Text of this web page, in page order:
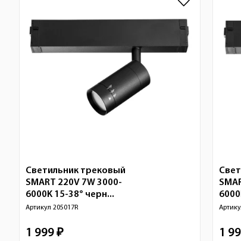
Светильник трековый
SMART 220V 7W 3000-
6000K 15-38° черн...
Артикул 205017R
1 999 ₽ 1